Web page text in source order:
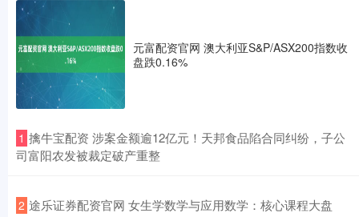
元富配资官网 澳大利亚S&P/ASX200指数收
盘跌0.16%
1 ​擒牛宝配资 涉案金额逾12亿元！天邦食品陷合同纠纷，子公
司富阳农发被裁定破产重整
2 ​途乐证券配资官网 女生学数学与应用数学：核心课程大盘